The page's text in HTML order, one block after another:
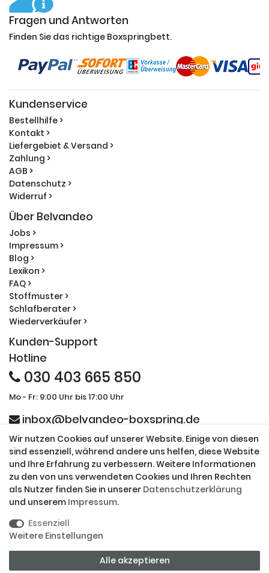
Fragen und Antworten
Finden Sie das richtige Boxspringbett.
Kundenservice
Bestellhilfe >
Kontakt >
Liefergebiet & Versand >
Zahlung >
AGB >
Datenschutz >
Widerruf >
Über Belvandeo
Jobs >
Impressum >
Blog >
Lexikon >
FAQ >
Stoffmuster >
Schlafberater >
Wiederverkäufer >
Kunden-Support
Hotline
030 403 665 850
Mo - Fr: 9:00 Uhr bis 17:00 Uhr
inbox@belvandeo-boxspring.de
Sicherheit und Partner
Datensicherheit
Verbindung übertragen.
© Copyright 2026 BELVANDEO Sleeping Systems UG | Alle Rechte
vorbehalten.
Wir nutzen Cookies auf unserer Website. Einige von diesen
sind essenziell, während andere uns helfen, diese Website
und Ihre Erfahrung zu verbessern. Weitere Informationen
zu den von uns verwendeten Cookies und Ihren Rechten
als Nutzer finden Sie in unserer Daten­schutz­erklärung
und unserem Impressum.
Essenziell
Weitere Einstellungen
Alle akzeptieren